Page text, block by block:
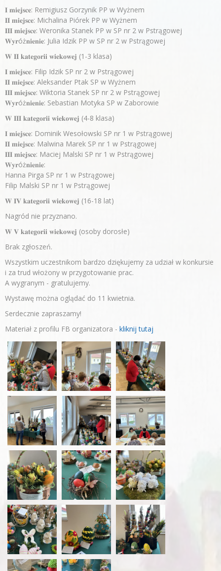
𝐈 𝐦𝐢𝐞𝐣𝐬𝐜𝐞: Remigiusz Gorzynik PP w Wyżnem
𝐈𝐈 𝐦𝐢𝐞𝐣𝐬𝐜𝐞: Michalina Piórek PP w Wyżnem
𝐈𝐈𝐈 𝐦𝐢𝐞𝐣𝐬𝐜𝐞: Weronika Stanek PP w SP nr 2 w Pstrągowej
𝐖𝐲𝐫óż𝐧𝐢𝐞𝐧𝐢𝐞: Julia Idzik PP w SP nr 2 w Pstrągowej
𝐖 𝐈𝐈 𝐤𝐚𝐭𝐞𝐠𝐨𝐫𝐢𝐢 𝐰𝐢𝐞𝐤𝐨𝐰𝐞𝐣 (1-3 klasa)
𝐈 𝐦𝐢𝐞𝐣𝐬𝐜𝐞: Filip Idzik SP nr 2 w Pstrągowej
𝐈𝐈 𝐦𝐢𝐞𝐣𝐬𝐜𝐞: Aleksander Ptak SP w Wyżnem
𝐈𝐈𝐈 𝐦𝐢𝐞𝐣𝐬𝐜𝐞: Wiktoria Stanek SP nr 2 w Pstrągowej
𝐖𝐲𝐫óż𝐧𝐢𝐞𝐧𝐢𝐞: Sebastian Motyka SP w Zaborowie
𝐖 𝐈𝐈𝐈 𝐤𝐚𝐭𝐞𝐠𝐨𝐫𝐢𝐢 𝐰𝐢𝐞𝐤𝐨𝐰𝐞𝐣 (4-8 klasa)
𝐈 𝐦𝐢𝐞𝐣𝐬𝐜𝐞: Dominik Wesołowski SP nr 1 w Pstrągowej
𝐈𝐈 𝐦𝐢𝐞𝐣𝐬𝐜𝐞: Malwina Marek SP nr 1 w Pstrągowej
𝐈𝐈𝐈 𝐦𝐢𝐞𝐣𝐬𝐜𝐞: Maciej Malski SP nr 1 w Pstrągowej
𝐖𝐲𝐫óż𝐧𝐢𝐞𝐧𝐢𝐞:
Hanna Pirga SP nr 1 w Pstrągowej
Filip Malski SP nr 1 w Pstrągowej
𝐖 𝐈𝐕 𝐤𝐚𝐭𝐞𝐠𝐨𝐫𝐢𝐢 𝐰𝐢𝐞𝐤𝐨𝐰𝐞𝐣 (16-18 lat)
Nagród nie przyznano.
𝐖 𝐕 𝐤𝐚𝐭𝐞𝐠𝐨𝐫𝐢𝐢 𝐰𝐢𝐞𝐤𝐨𝐰𝐞𝐣 (osoby dorosłe)
Brak zgłoszeń.
Wszystkim uczestnikom bardzo dziękujemy za udział w konkursie
i za trud włożony w przygotowanie prac.
A wygranym - gratulujemy.
Wystawę można oglądać do 11 kwietnia.
Serdecznie zapraszamy!
Materiał z profilu FB organizatora - kliknij tutaj